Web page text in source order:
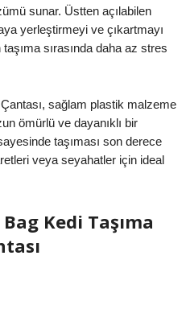
sunar. Üstten açılabilen
yerleştirmeyi ve çıkartmayı
sırasında daha az stres
sağlam plastik malzeme
ömürlü ve dayanıklı bir
taşıması son derece
veya seyahatler için ideal
Kedi Taşıma